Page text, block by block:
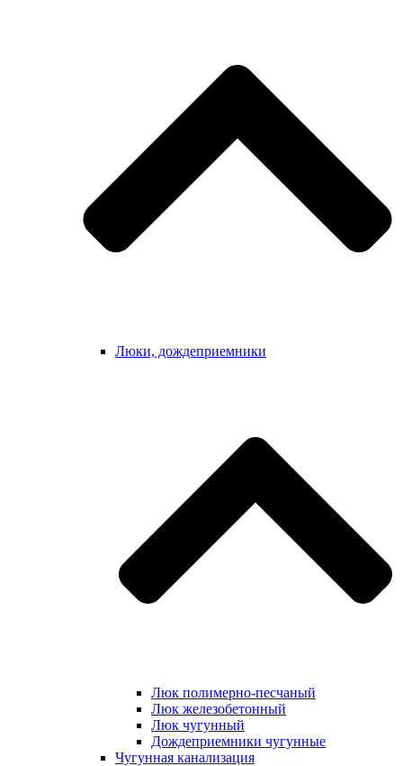
Люки, дождеприемники
Люк полимерно-песчаный
Люк железобетонный
Люк чугунный
Дождеприемники чугунные
Чугунная канализация